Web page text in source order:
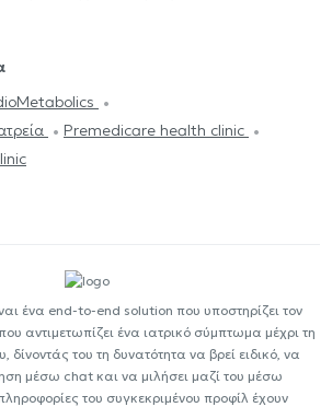
Premedicare health clinic
ένα end-to-end solution που υποστηρίζει τον
αντιμετωπίζει ένα ιατρικό σύμπτωμα μέχρι τη
δίνοντάς του τη δυνατότητα να βρεί ειδικό, να
μέσω chat και να μιλήσει μαζί του μέσω
του συγκεκριμένου προφίλ έχουν